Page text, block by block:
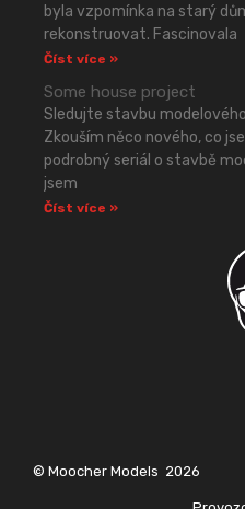
byla vzpomínka na starý
rekonstruovat. Fascinovala
Číst více »
Some house project
Sledujte stavbu
Zkouším něco nového, co
podrobný seriál o stavbě
jsem
Číst více »
© Moocher Models 2026